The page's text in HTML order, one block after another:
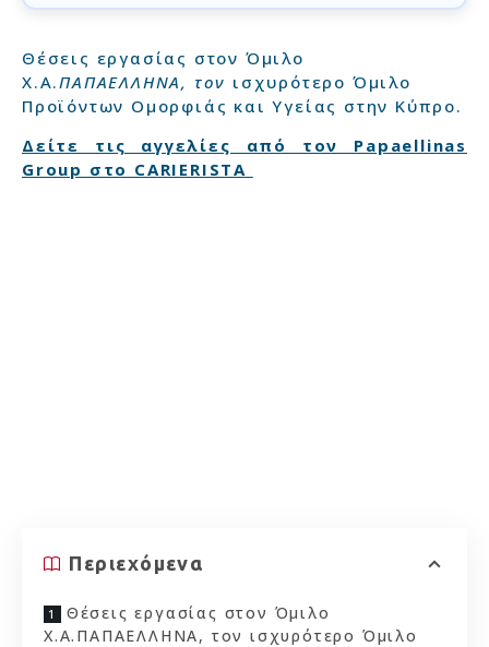
Θέσεις εργασίας στον Όμιλο
Χ.Α.ΠΑΠΑΕΛΛΗΝΑ, τον ισχυρότερο Όμιλο
Προϊόντων Ομορφιάς και Υγείας στην Κύπρο.
Δείτε τις αγγελίες από τον Papaellinas
Group στο CARIERISTA
Περιεχόμενα
Θέσεις εργασίας στον Όμιλο
Χ.Α.ΠΑΠΑΕΛΛΗΝΑ, τον ισχυρότερο Όμιλο